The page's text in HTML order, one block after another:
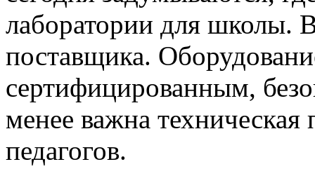
лаборатории для школы.
поставщика.
сертифицированным,
менее важна
педагогов.